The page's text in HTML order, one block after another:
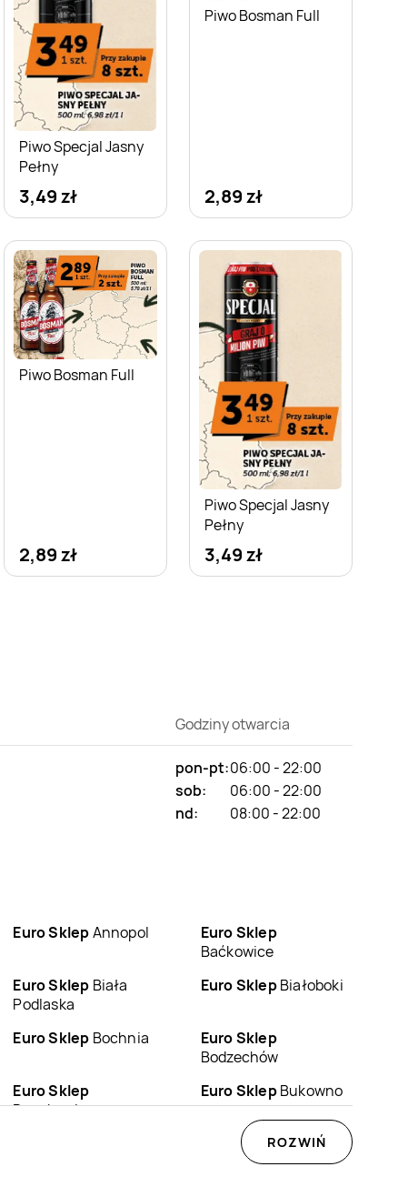
Piwo Specjal Jasny
Pełny
3,49 zł
Piwo Bosman Full
2,89 zł
Piwo Bosman Full
2,89 zł
Piwo Specjal Jasny
Pełny
3,49 zł
Godziny otwarcia
pon-pt:06:00 - 22:00
sob:
06:00 - 22:00
nd:
08:00 - 22:00
Euro SklepAnnopol
Euro Sklep
Baćkowice
Euro Sklep Biała
Podlaska
Euro SklepBiałoboki
Euro Sklep Bochnia
Euro Sklep
Bodzechów
Euro Sklep
Buczkowice
Euro SklepBukowno
Euro SklepChełm
ROZWIŃ